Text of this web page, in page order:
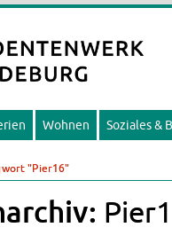
Wohnen Soziales &
"Pier16"